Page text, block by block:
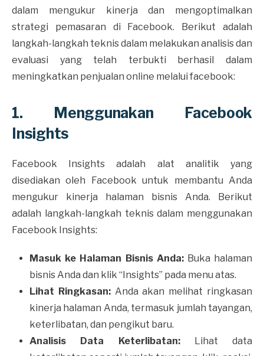
dalam mengukur kinerja dan mengoptimalkan
strategi pemasaran di Facebook. Berikut adalah
langkah-langkah teknis dalam melakukan analisis dan
evaluasi yang telah terbukti berhasil dalam
meningkatkan penjualan online melalui facebook:
1. Menggunakan Facebook
Insights
Facebook Insights adalah alat analitik yang
disediakan oleh Facebook untuk membantu Anda
mengukur kinerja halaman bisnis Anda. Berikut
adalah langkah-langkah teknis dalam menggunakan
Facebook Insights:
Masuk ke Halaman Bisnis Anda:Buka halaman
bisnis Anda dan klik “Insights” pada menu atas.
Lihat Ringkasan:Anda akan melihat ringkasan
kinerja halaman Anda, termasuk jumlah tayangan,
keterlibatan, dan pengikut baru.
Analisis Data Keterlibatan:Lihat data